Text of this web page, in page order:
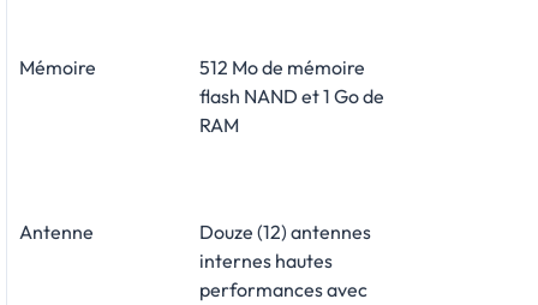
Mémoire
512 Mo de mémoire
flash NAND et 1 Go de
RAM
Antenne
Douze (12) antennes
internes hautes
performances avec